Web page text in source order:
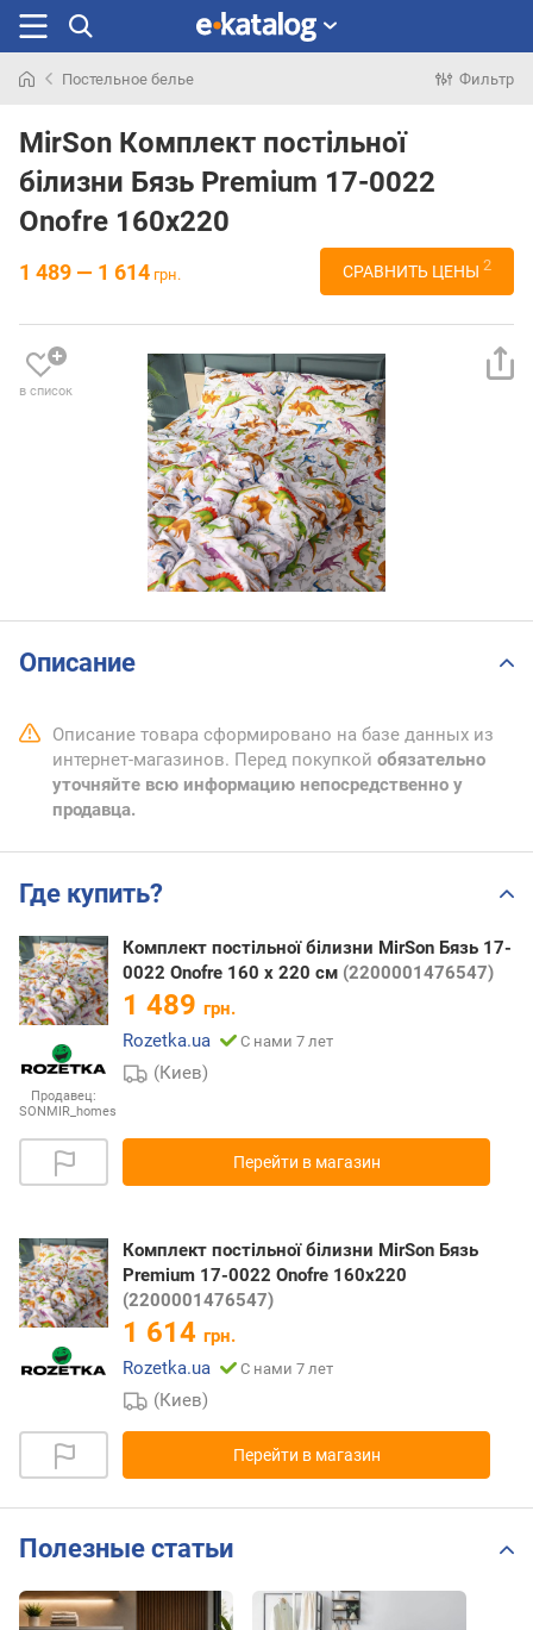
раньше
Постельное белье Фильтр
MirSon Комплект постільної
білизни Бязь Premium 17-0022
Onofre 160х220
1 489 — 1 614 грн. СРАВНИТЬ ЦЕНЫ 2
в список
Описание
Описание товара сформировано на базе данных из
интернет-магазинов. Перед покупкой обязательно
уточняйте всю информацию непосредственно у
продавца.
Где купить?
Продавец:
SONMIR_homes
Комплект постільної білизни MirSon Бязь 17-
0022 Onofre 160 x 220 см (2200001476547)
1 489 грн.
Rozetka.ua
С нами 7 лет
(Киев)
Перейти в магазин
Комплект постільної білизни MirSon Бязь
Premium 17-0022 Onofre 160х220
(2200001476547)
1 614 грн.
Rozetka.ua
С нами 7 лет
(Киев)
Перейти в магазин
Полезные статьи